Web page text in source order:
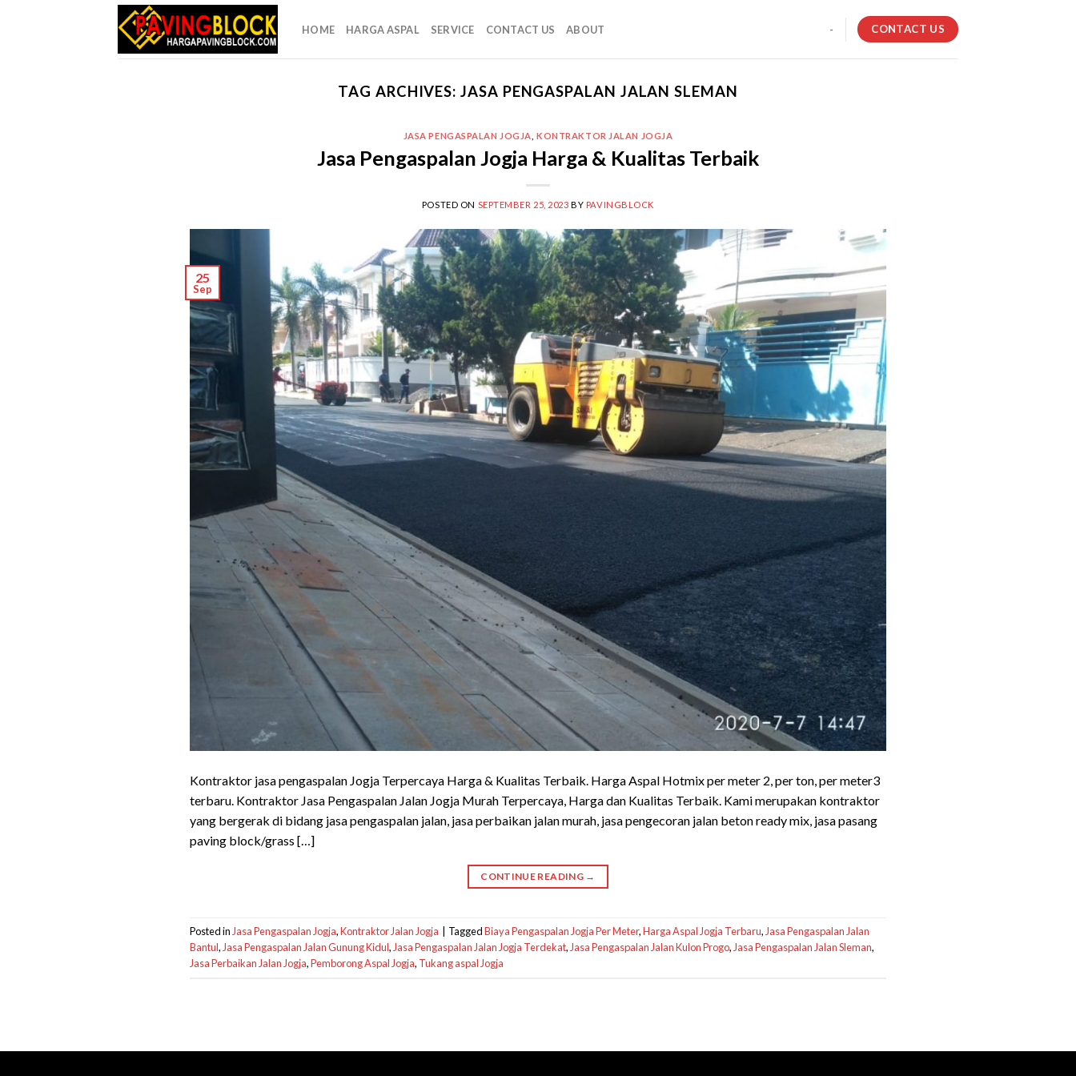
HOME HARGA ASPAL SERVICE CONTACT US ABOUT - CONTACT US
TAG ARCHIVES:JASA PENGASPALAN JALAN SLEMAN
JASA PENGASPALAN JOGJA ,KONTRAKTOR JALAN JOGJA
Jasa Pengaspalan Jogja Harga & Kualitas Terbaik
POSTED ON SEPTEMBER 25, 2023 BY PAVINGBLOCK
25
Sep
Kontraktor jasa pengaspalan Jogja Terpercaya Harga & Kualitas Terbaik. Harga Aspal Hotmix per meter 2, per ton, per meter3
terbaru. Kontraktor Jasa Pengaspalan Jalan Jogja Murah Terpercaya, Harga dan Kualitas Terbaik. Kami merupakan kontraktor
yang bergerak di bidang jasa pengaspalan jalan, jasa perbaikan jalan murah, jasa pengecoran jalan beton ready mix, jasa pasang
paving block/grass […]
CONTINUE READING →
Posted inJasa Pengaspalan Jogja,Kontraktor Jalan Jogja TaggedBiaya Pengaspalan Jogja Per Meter,Harga Aspal Jogja Terbaru,Jasa Pengaspalan Jalan
Bantul,Jasa Pengaspalan Jalan Gunung Kidul,Jasa Pengaspalan Jalan Jogja Terdekat,Jasa Pengaspalan Jalan Kulon Progo,Jasa Pengaspalan Jalan Sleman,
Jasa Perbaikan Jalan Jogja,Pemborong Aspal Jogja, Tukang aspal Jogja